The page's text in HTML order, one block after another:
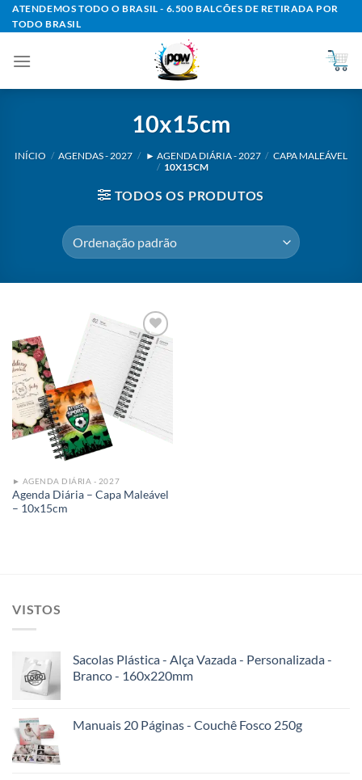
Skip
to
ATENDEMOS TODO O BRASIL - 6.500 BALCÕES DE RETIRADA POR
TODO BRASIL
10x15cm
INÍCIO / AGENDAS - 2027 / ► AGENDA DIÁRIA - 2027 / CAPA MALEÁVEL
/ 10X15CM
TODOS OS PRODUTOS
Add to
wishlist
► AGENDA DIÁRIA - 2027
Agenda Diária – Capa Maleável
– 10x15cm
VISTOS
Sacolas Plástica - Alça Vazada - Personalizada -
Branco - 160x220mm
Manuais 20 Páginas - Couchê Fosco 250g